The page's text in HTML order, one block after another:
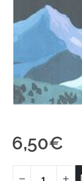
6,50€